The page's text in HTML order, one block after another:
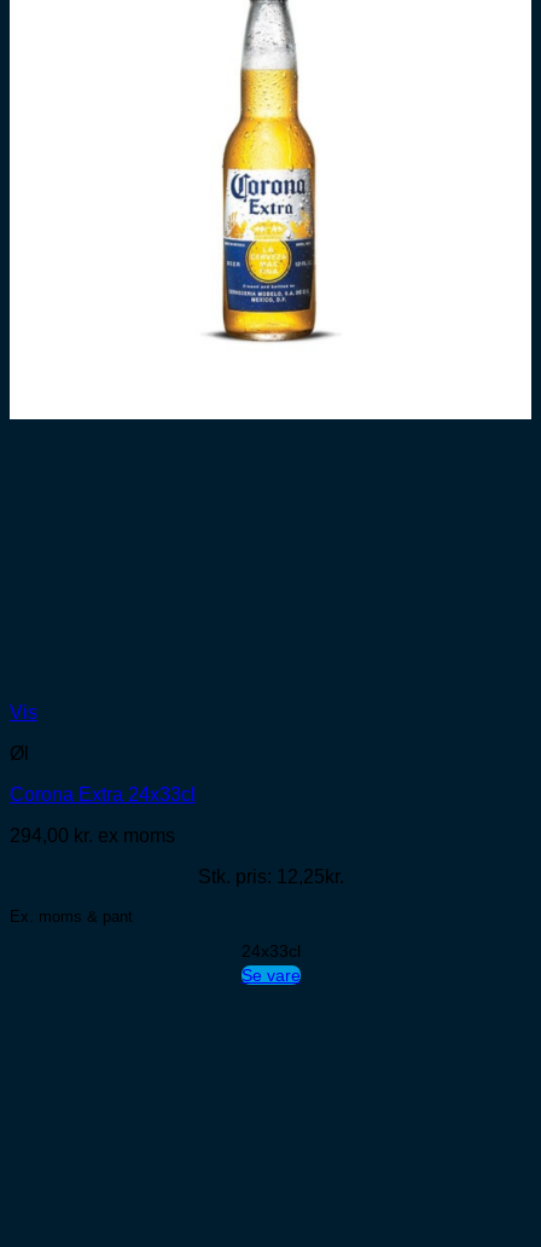
Vis
Øl
Corona Extra 24x33cl
294,00 kr. ex moms
Stk. pris: 12,25kr.
Ex. moms & pant
24x33cl
Se vare